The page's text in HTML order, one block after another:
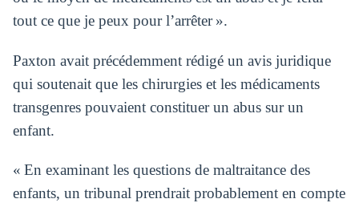
tout ce que je peux pour l’arrêter ».
Paxton avait précédemment rédigé un avis juridique
qui soutenait que les chirurgies et les médicaments
transgenres pouvaient constituer un abus sur un
enfant.
« En examinant les questions de maltraitance des
enfants, un tribunal prendrait probablement en compte